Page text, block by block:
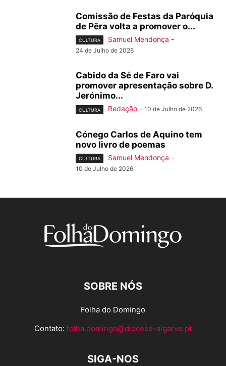
Comissão de Festas da Paróquia
de Pêra volta a promover o...
CULTURA Samuel Mendonça -
24 de Julho de 2026
Cabido da Sé de Faro vai
promover apresentação sobre D.
Jerónimo...
CULTURA Redação - 10 de Julho de 2026
Cónego Carlos de Aquino tem
novo livro de poemas
CULTURA Samuel Mendonça -
10 de Julho de 2026
SOBRE NÓS
Folha do Domingo
Contato: folha.domingo@diocese-algarve.pt
SIGA-NOS